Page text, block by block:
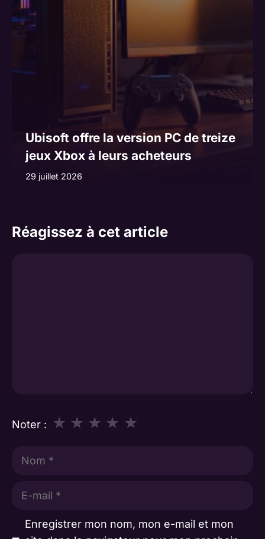
Ubisoft offre la version PC de treize
jeux Xbox à leurs acheteurs
29 juillet 2026
Réagissez à cet article
Noter : ★
★
★
★
★
Enregistrer mon nom, mon e-mail et mon